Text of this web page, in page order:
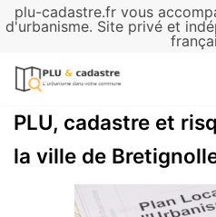
plu-cadastre.fr vous
d'urbanisme. Site privé et
Aller
contenu
PLU, cadastre et
la ville de